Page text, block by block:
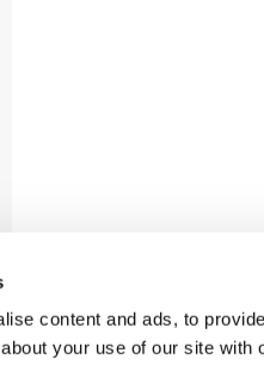
content and ads, to
your use of our site